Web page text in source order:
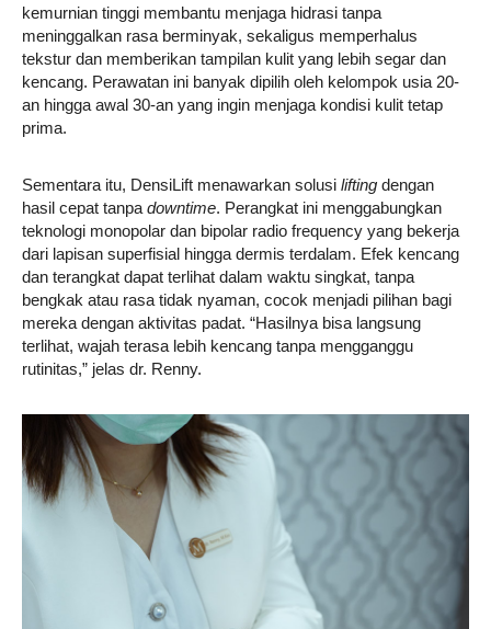
kemurnian tinggi membantu menjaga hidrasi tanpa
meninggalkan rasa berminyak, sekaligus memperhalus
tekstur dan memberikan tampilan kulit yang lebih segar dan
kencang. Perawatan ini banyak dipilih oleh kelompok usia 20-
an hingga awal 30-an yang ingin menjaga kondisi kulit tetap
prima.
Sementara itu, DensiLift menawarkan solusi lifting dengan
hasil cepat tanpa downtime. Perangkat ini menggabungkan
teknologi monopolar dan bipolar radio frequency yang bekerja
dari lapisan superfisial hingga dermis terdalam. Efek kencang
dan terangkat dapat terlihat dalam waktu singkat, tanpa
bengkak atau rasa tidak nyaman, cocok menjadi pilihan bagi
mereka dengan aktivitas padat. “Hasilnya bisa langsung
terlihat, wajah terasa lebih kencang tanpa mengganggu
rutinitas,” jelas dr. Renny.